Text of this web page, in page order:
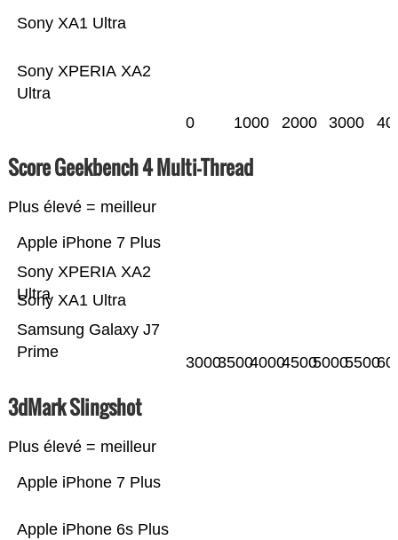
Sony XPERIA XA2
Ultra
Sony XA1 Ultra
0 1000 2000 3000
Score Geekbench 4 Multi-Thread
Plus élevé = meilleur
Samsung Galaxy J7
Prime
Sony XA1 Ultra
Sony XPERIA XA2
Ultra
Apple iPhone 7 Plus
300035004000450050005500
3dMark Slingshot
Plus élevé = meilleur
Apple iPhone 6s Plus
Apple iPhone 7 Plus